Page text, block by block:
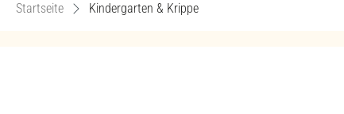
Startseite Kindergarten & Krippe